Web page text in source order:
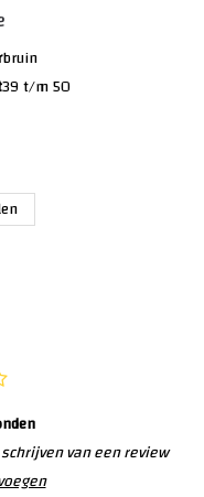
bruin
39 t/m 50
van een review